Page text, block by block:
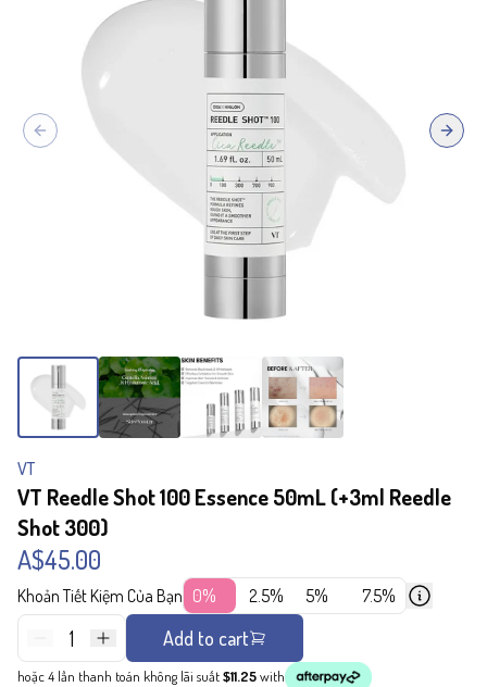
Previous slide Next
VT
VT Reedle Shot 100 Essence 50mL (+3ml Reedle
Shot 300)
A$45.00
Khoản Tiết Kiệm Của Bạn 0% 2.5% 5% 7.5%
1 Add to cart
hoặc 4 lần thanh toán không lãi suất$11.25with